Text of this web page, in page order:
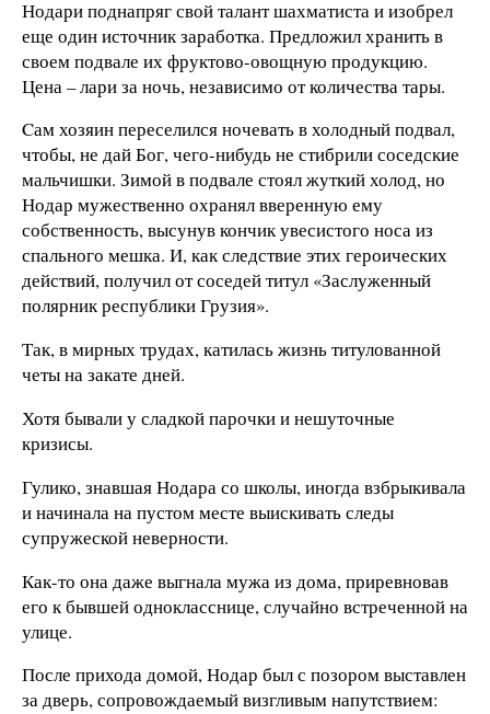
Нодари поднапряг свой талант шахматиста и изобрел
еще один источник заработка. Предложил хранить в
своем подвале их фруктово-овощную продукцию.
Цена – лари за ночь, независимо от количества тары.
Cам хозяин переселился ночевать в холодный подвал,
чтобы, не дай Бог, чего-нибудь не стибрили соседские
мальчишки. Зимой в подвале стоял жуткий холод, но
Нодар мужественно охранял вверенную ему
собственность, высунув кончик увесистого носа из
спального мешка. И, как следствие этих героических
действий, получил от соседей титул «Заслуженный
полярник республики Грузия».
Так, в мирных трудах, катилась жизнь титулованной
четы на закате дней.
Хотя бывали у сладкой парочки и нешуточные
кризисы.
Гулико, знавшая Нодара со школы, иногда взбрыкивала
и начинала на пустом месте выискивать следы
супружеской неверности.
Как-то она даже выгнала мужа из дома, приревновав
его к бывшей однокласснице, случайно встреченной на
улице.
После прихода домой, Нодар был с позором выставлен
за дверь, сопровождаемый визгливым напутствием: